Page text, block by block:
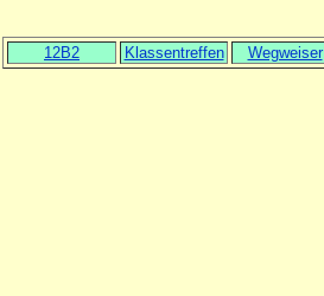
12B2 Klassentreffen Wegweiser